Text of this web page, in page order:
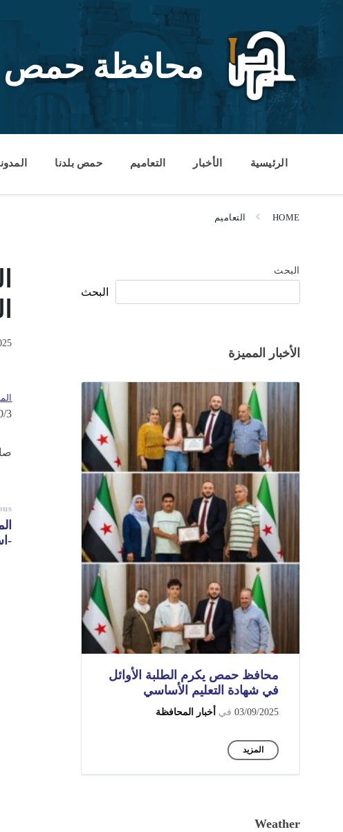
content
محافظة حمص
الرئيسية الأخبار التعاميم حمص بلدنا
HOME التعاميم
-
البحث
البحث
الأخبار المميزة
محافظ حمص يكرم الطلبة الأوائل
في شهادة التعليم الأساسي
03/09/2025 في أخبار المحافظة
المزيد
Weather